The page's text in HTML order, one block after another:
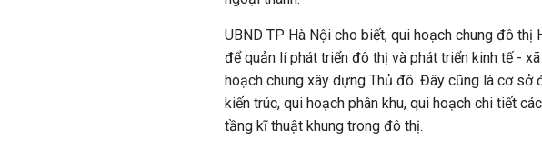
UBND TP Hà Nội cho biết, qui hoạch chung đô
để quản lí phát triển đô thị và phát triển kinh tế -
hoạch chung xây dựng Thủ đô. Đây cũng là cơ sở
kiến trúc, qui hoạch phân khu, qui hoạch chi tiết
tầng kĩ thuật khung trong đô thị.